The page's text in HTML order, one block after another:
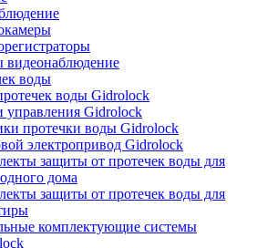
видеонаблюдение
воды
воды Gidrolock
управления Gidrolock
протечки воды Gidrolock
электропривод Gidrolock
защиты от протечек воды для
дома
защиты от протечек воды для
комплектующие системы